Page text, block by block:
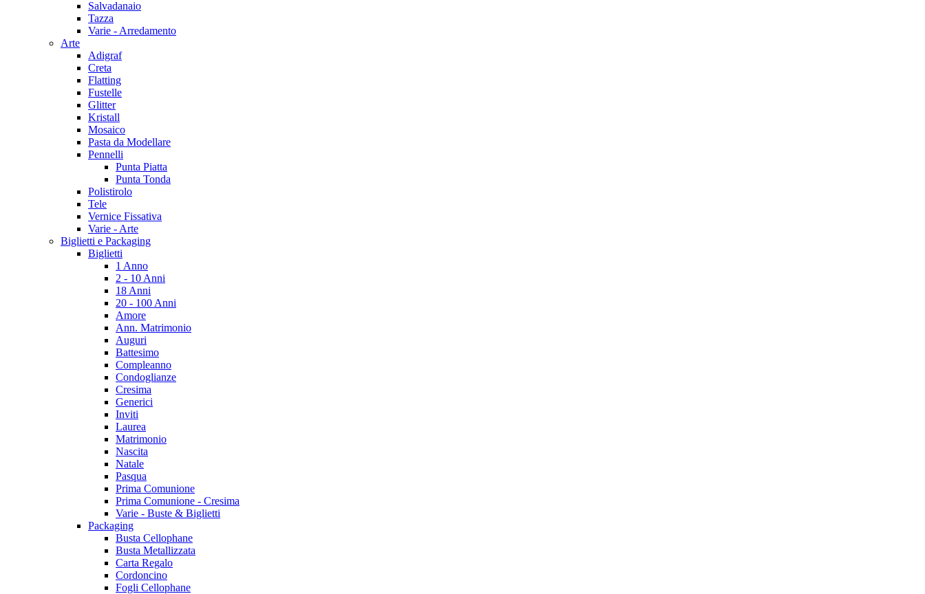
Salvadanaio
Tazza
Varie - Arredamento
Arte
Adigraf
Creta
Flatting
Fustelle
Glitter
Kristall
Mosaico
Pasta da Modellare
Pennelli
Punta Piatta
Punta Tonda
Polistirolo
Tele
Vernice Fissativa
Varie - Arte
Biglietti e Packaging
Biglietti
1 Anno
2 - 10 Anni
18 Anni
20 - 100 Anni
Amore
Ann. Matrimonio
Auguri
Battesimo
Compleanno
Condoglianze
Cresima
Generici
Inviti
Laurea
Matrimonio
Nascita
Natale
Pasqua
Prima Comunione
Prima Comunione - Cresima
Varie - Buste & Biglietti
Packaging
Busta Cellophane
Busta Metallizzata
Carta Regalo
Cordoncino
Fogli Cellophane